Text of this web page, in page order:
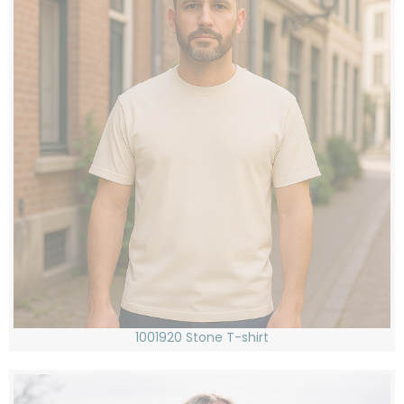
1001920 Stone T-shirt